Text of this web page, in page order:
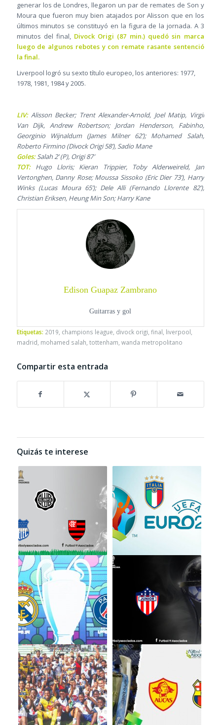
generar los de Londres, llegaron un par de remates de Son y
Moura que fueron muy bien atajados por Alisson que en los
últimos minutos se constituyó en la figura de la jornada. A 3
minutos del final,Divock Origi (87 min.) quedó sin marca
luego de algunos rebotes y con remate rasante sentenció
la final.
Liverpool logró su sexto título europeo, los anteriores: 1977,
1978, 1981, 1984 y 2005.
LIV:Alisson Becker; Trent Alexander-Arnold, Joel Matip, Virgil
Van Dijk, Andrew Robertson; Jordan Henderson, Fabinho,
Georginio Wijnaldum (James Milner 62’); Mohamed Salah,
Roberto Firmino (Divock Origi 58’), Sadio Mane
Goles:Salah 2’ (P), Origi 87′
TOT:Hugo Lloris; Kieran Trippier, Toby Alderweireld, Jan
Vertonghen, Danny Rose; Moussa Sissoko (Eric Dier 73’), Harry
Winks (Lucas Moura 65’); Dele Alli (Fernando Llorente 82’),
Christian Eriksen, Heung Min Son; Harry Kane
Edison Guapaz Zambrano
Guitarras y gol
Etiquetas: 2019, champions league, divock origi, final, liverpool,
madrid, mohamed salah, tottenham, wanda metropolitano
Compartir esta entrada
Quizás te interese